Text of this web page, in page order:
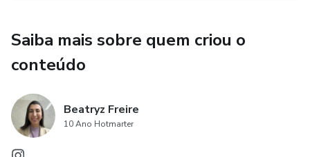
Saiba mais sobre quem criou o
conteúdo
Beatryz Freire
10 Ano Hotmarter